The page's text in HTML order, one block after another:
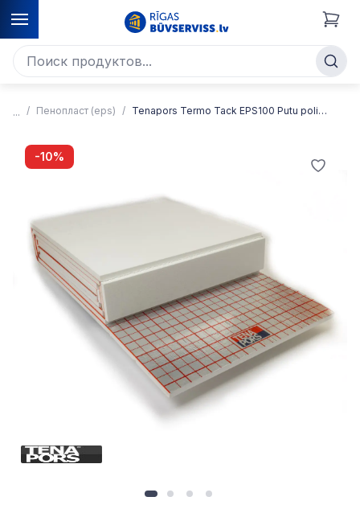
Пенопласт (eps) Tenapors Termo Tack EPS100 Putu polistirola plāksnes paredzētas siltajām grīdām
-10%